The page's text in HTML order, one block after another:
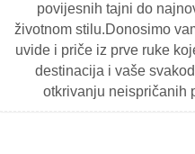
povijesnih tajni do
životnom stilu.Donosimo
uvide i priče iz prve ruke
destinacija i vaše
otkrivanju neispričanih